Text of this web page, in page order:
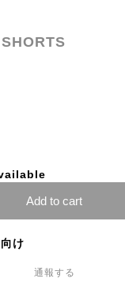
Add to cart
け
通報する